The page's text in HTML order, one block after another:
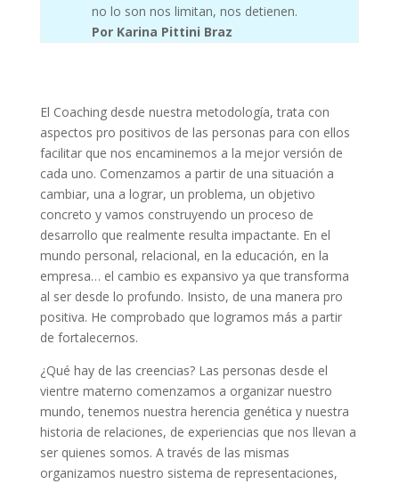
no lo son nos limitan, nos detienen.
Por Karina Pittini Braz
El Coaching desde nuestra metodología, trata con
aspectos pro positivos de las personas para con ellos
facilitar que nos encaminemos a la mejor versión de
cada uno. Comenzamos a partir de una situación a
cambiar, una a lograr, un problema, un objetivo
concreto y vamos construyendo un proceso de
desarrollo que realmente resulta impactante. En el
mundo personal, relacional, en la educación, en la
empresa… el cambio es expansivo ya que transforma
al ser desde lo profundo. Insisto, de una manera pro
positiva. He comprobado que logramos más a partir
de fortalecernos.
¿Qué hay de las creencias? Las personas desde el
vientre materno comenzamos a organizar nuestro
mundo, tenemos nuestra herencia genética y nuestra
historia de relaciones, de experiencias que nos llevan a
ser quienes somos. A través de las mismas
organizamos nuestro sistema de representaciones,